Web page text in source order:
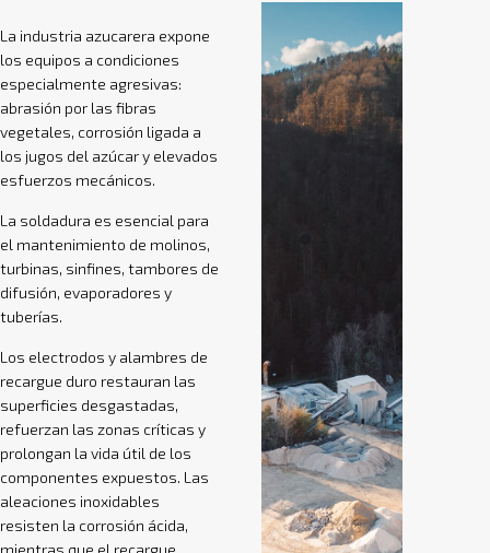
La industria azucarera expone
los equipos a condiciones
especialmente agresivas:
abrasión por las fibras
vegetales, corrosión ligada a
los jugos del azúcar y elevados
esfuerzos mecánicos.
La soldadura es esencial para
el mantenimiento de molinos,
turbinas, sinfines, tambores de
difusión, evaporadores y
tuberías.
Los electrodos y alambres de
recargue duro restauran las
superficies desgastadas,
refuerzan las zonas críticas y
prolongan la vida útil de los
componentes expuestos. Las
aleaciones inoxidables
resisten la corrosión ácida,
mientras que el recargue